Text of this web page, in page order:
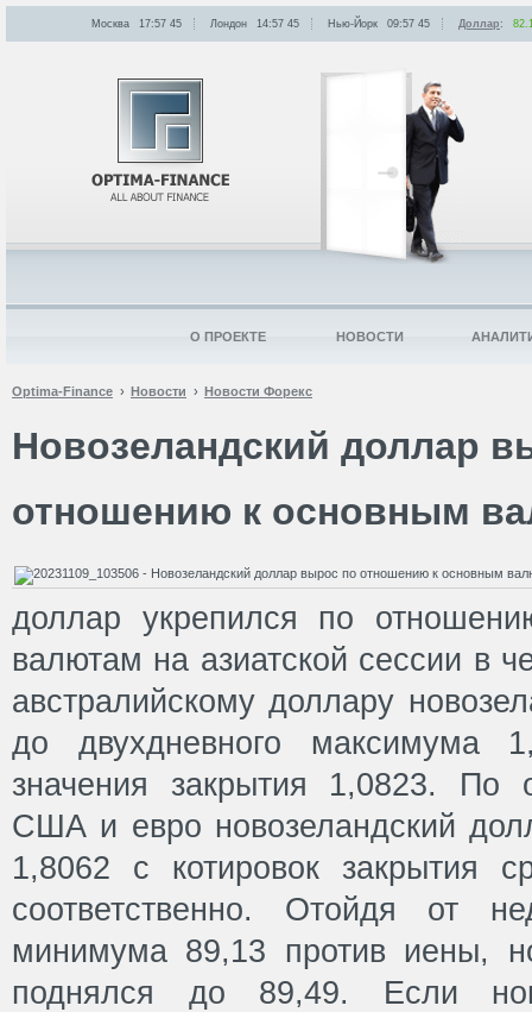
Optima-Finance Новости Новости Форекс
Новозеландский доллар
отношению к основным
доллар укрепился по
валютам на азиатской сессии в
австралийскому доллару
до двухдневного максимума
значения закрытия 1,0823. По
США и евро новозеландский
1,8062 с котировок закрытия
соответственно. Отойдя от
минимума 89,13 против иены,
поднялся до 89,49. Если
Москва 17:57 45 Лондон 14:57 45 Нью-Йорк 09:57 45 Доллар:
О ПРОЕКТЕ НОВОСТИ